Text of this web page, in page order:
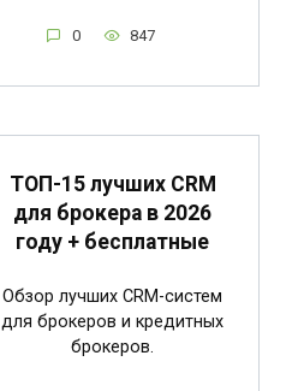
0 847
ТОП-15 лучших CRM
для брокера в 2026
году + бесплатные
Обзор лучших CRM-систем
для брокеров и кредитных
брокеров.